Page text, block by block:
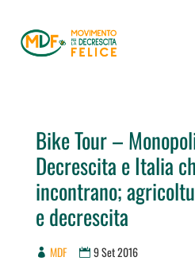
Bike Tour –
Decrescita e Italia
incontrano;
e decrescita
MDF 9 Set 2016